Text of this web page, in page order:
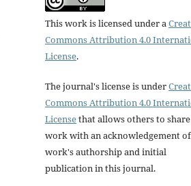
This work is licensed under a
Commons Attribution 4.0
License.
The journal's license is under
Commons Attribution 4.0
Licensethat allows others to
work with an acknowledgement
work's authorship and initial
publication in this journal.